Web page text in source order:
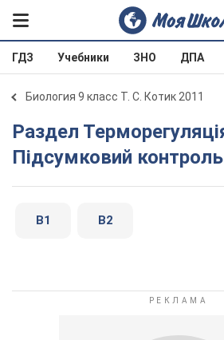
ГДЗ Учебники ЗНО ДПА
Биология 9 класс Т. С. Котик 2011
Раздел Терморегуляція.
Підсумковий контроль
В1 В2